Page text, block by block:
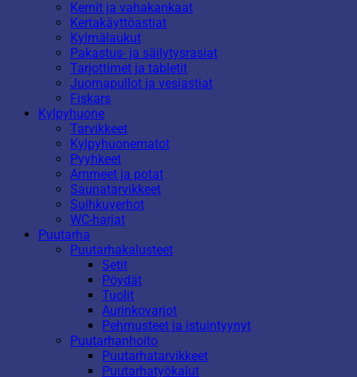
Kernit ja vahakankaat
Kertakäyttöastiat
Kylmälaukut
Pakastus- ja säilytysrasiat
Tarjottimet ja tabletit
Juomapullot ja vesiastiat
Fiskars
Kylpyhuone
Tarvikkeet
Kylpyhuonematot
Pyyhkeet
Ammeet ja potat
Saunatarvikkeet
Suihkuverhot
WC-harjat
Puutarha
Puutarhakalusteet
Setit
Pöydät
Tuolit
Aurinkovarjot
Pehmusteet ja istuintyynyt
Puutarhanhoito
Puutarhatarvikkeet
Puutarhatyökalut